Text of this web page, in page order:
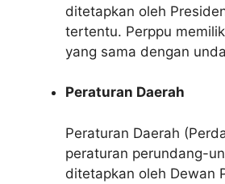
ditetapkan oleh
tertentu. Perppu
yang sama dengan
Peraturan Daerah
Peraturan Daerah
peraturan perundang-
ditetapkan oleh Dewan